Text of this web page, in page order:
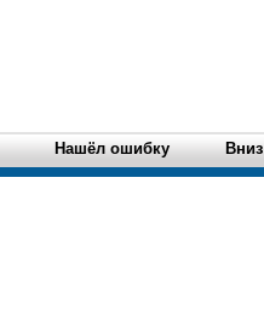
Нашёл ошибку Вниз